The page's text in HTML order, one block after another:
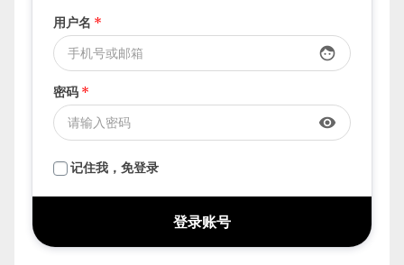
用户名 *
face
密码 *
visibility
记住我，免登录